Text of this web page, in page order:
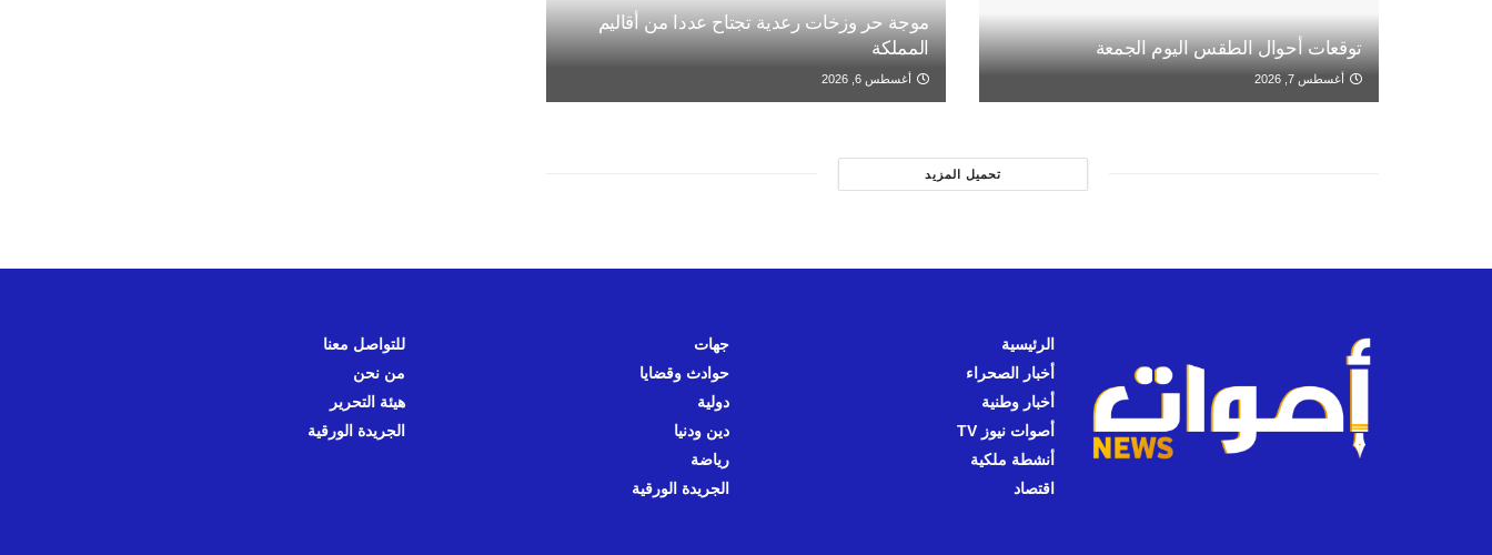
توقعات أحوال الطقس اليوم الجمعة
أغسطس 7, 2026
موجة حر وزخات رعدية تجتاح عددا من أقاليم
المملكة
أغسطس 6, 2026
تحميل المزيد
الرئيسية
أخبار الصحراء
أخبار وطنية
أصوات نيوز TV
أنشطة ملكية
اقتصاد
جهات
حوادث وقضايا
دولية
دين ودنيا
رياضة
الجريدة الورقية
للتواصل معنا
من نحن
هيئة التحرير
الجريدة الورقية